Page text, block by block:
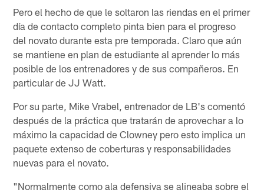
Pero el hecho de que le soltaron las riendas en el primer
día de contacto completo pinta bien para el progreso
del novato durante esta pre temporada. Claro que aún
se mantiene en plan de estudiante al aprender lo más
posible de los entrenadores y de sus compañeros. En
particular de JJ Watt.
Por su parte, Mike Vrabel, entrenador de LB's comentó
después de la práctica que tratarán de aprovechar a lo
máximo la capacidad de Clowney pero esto implica un
paquete extenso de coberturas y responsabilidades
nuevas para el novato.
"Normalmente como ala defensiva se alineaba sobre el